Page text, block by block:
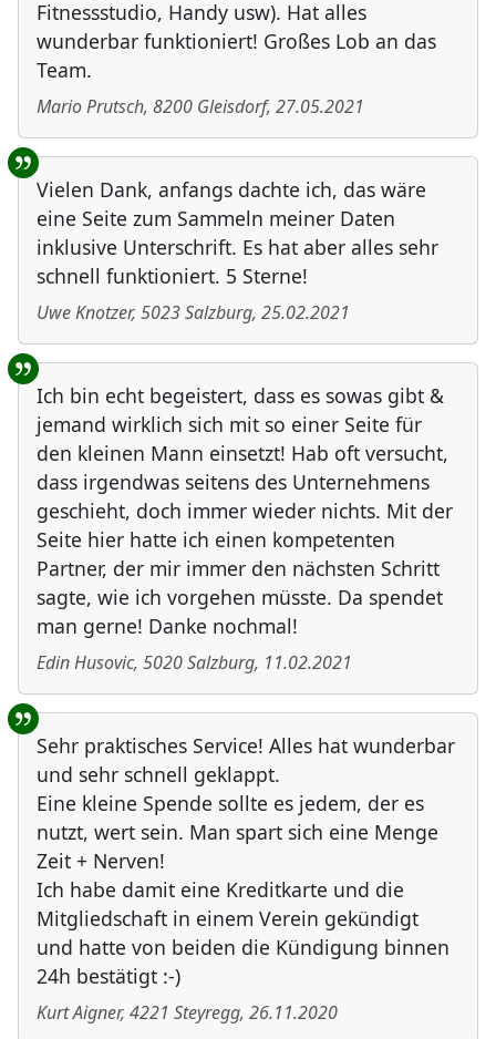
Fitnessstudio, Handy usw). Hat alles
wunderbar funktioniert! Großes Lob an das
Team.
Mario Prutsch, 8200 Gleisdorf, 27.05.2021
Vielen Dank, anfangs dachte ich, das wäre
eine Seite zum Sammeln meiner Daten
inklusive Unterschrift. Es hat aber alles sehr
schnell funktioniert. 5 Sterne!
Uwe Knotzer, 5023Salzburg, 25.02.2021
Ich bin echt begeistert, dass es sowas gibt &
jemand wirklich sich mit so einer Seite für
den kleinen Mann einsetzt! Hab oft versucht,
dass irgendwas seitens des Unternehmens
geschieht, doch immer wieder nichts. Mit der
Seite hier hatte ich einen kompetenten
Partner, der mir immer den nächsten Schritt
sagte, wie ich vorgehen müsste. Da spendet
man gerne! Danke nochmal!
Edin Husovic, 5020Salzburg, 11.02.2021
Sehr praktisches Service! Alles hat wunderbar
und sehr schnell geklappt.
Eine kleine Spende sollte es jedem, der es
nutzt, wert sein. Man spart sich eine Menge
Zeit + Nerven!
Ich habe damit eine Kreditkarte und die
Mitgliedschaft in einem Verein gekündigt
und hatte von beiden die Kündigung binnen
24h bestätigt :-)
Kurt Aigner, 4221 Steyregg, 26.11.2020